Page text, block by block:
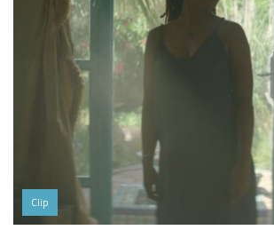
Clip